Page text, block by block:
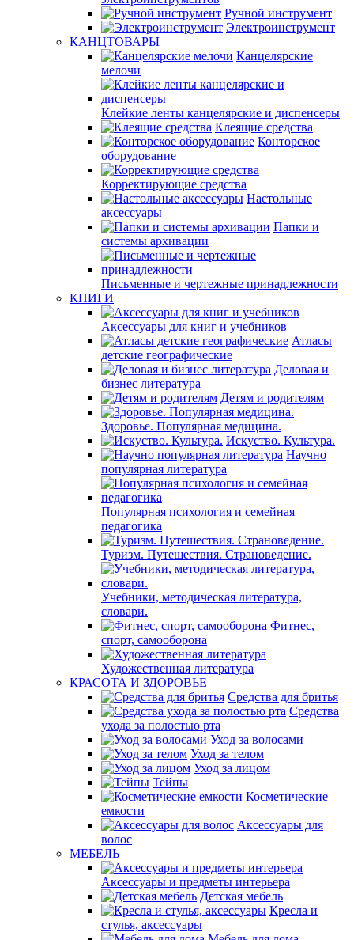
Ручной инструмент
Электроинструмент
КАНЦТОВАРЫ
Канцелярские
мелочи
Клейкие ленты канцелярские и диспенсеры
Клеящие средства
Конторское
оборудование
Корректирующие средства
Настольные
аксессуары
Папки и
системы архивации
Письменные и чертежные принадлежности
КНИГИ
Аксессуары для книг и учебников
Атласы
детские географические
Деловая и
бизнес литература
Детям и родителям
Здоровье. Популярная медицина.
Искуство. Культура.
Научно
популярная литература
Популярная психология и семейная
педагогика
Туризм. Путешествия. Страноведение.
Учебники, методическая литература,
словари.
Фитнес,
спорт, самооборона
Художественная литература
КРАСОТА И ЗДОРОВЬЕ
Средства для бритья
Средства
ухода за полостью рта
Уход за волосами
Уход за телом
Уход за лицом
Тейпы
Косметические
емкости
Аксессуары для
волос
МЕБЕЛЬ
Аксессуары и предметы интерьера
Детская мебель
Кресла и
стулья, аксессуары